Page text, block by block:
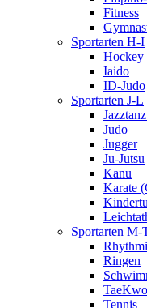
Fitness
Sportarten H-I
Hockey
Iaido
ID-Judo
Sportarten J-L
Judo
Jugger
Ju-Jutsu
Kanu
Karate
Sportarten M-
Ringen
Tennis